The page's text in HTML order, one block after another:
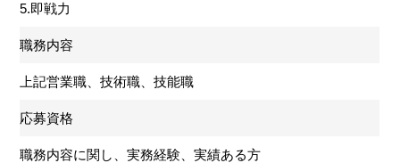
5.即戦力
職務内容
上記営業職、技術職、技能職
応募資格
職務内容に関し、実務経験、実績ある方